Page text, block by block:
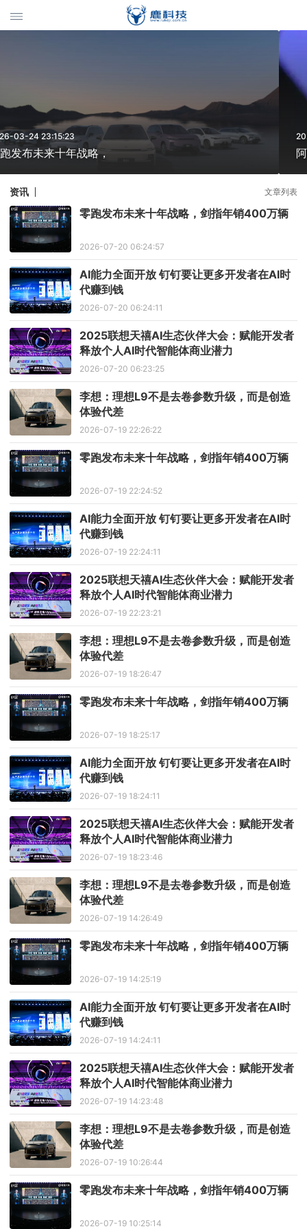
2026-02-27 21:35:47
阿里通义千问推出Qwen 3.
资讯 文章列表
零跑发布未来十年战略，剑指年销400万辆
2026-07-20 06:24:57
AI能力全面开放 钉钉要让更多开发者在AI时
代赚到钱
2026-07-20 06:24:11
2025联想天禧AI生态伙伴大会：赋能开发者
释放个人AI时代智能体商业潜力
2026-07-20 06:23:25
李想：理想L9不是去卷参数升级，而是创造
体验代差
2026-07-19 22:26:22
零跑发布未来十年战略，剑指年销400万辆
2026-07-19 22:24:52
AI能力全面开放 钉钉要让更多开发者在AI时
代赚到钱
2026-07-19 22:24:11
2025联想天禧AI生态伙伴大会：赋能开发者
释放个人AI时代智能体商业潜力
2026-07-19 22:23:21
李想：理想L9不是去卷参数升级，而是创造
体验代差
2026-07-19 18:26:47
零跑发布未来十年战略，剑指年销400万辆
2026-07-19 18:25:17
AI能力全面开放 钉钉要让更多开发者在AI时
代赚到钱
2026-07-19 18:24:11
2025联想天禧AI生态伙伴大会：赋能开发者
释放个人AI时代智能体商业潜力
2026-07-19 18:23:46
李想：理想L9不是去卷参数升级，而是创造
体验代差
2026-07-19 14:26:49
零跑发布未来十年战略，剑指年销400万辆
2026-07-19 14:25:19
AI能力全面开放 钉钉要让更多开发者在AI时
代赚到钱
2026-07-19 14:24:11
2025联想天禧AI生态伙伴大会：赋能开发者
释放个人AI时代智能体商业潜力
2026-07-19 14:23:48
李想：理想L9不是去卷参数升级，而是创造
体验代差
2026-07-19 10:26:44
零跑发布未来十年战略，剑指年销400万辆
2026-07-19 10:25:14